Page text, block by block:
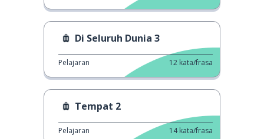
Di Seluruh Dunia 3
Pelajaran 12 kata/frasa
Tempat 2
Pelajaran 14 kata/frasa